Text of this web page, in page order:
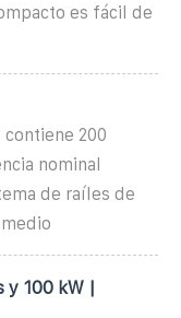
es fácil de
200
nominal
de raíles de
y 100 kW |